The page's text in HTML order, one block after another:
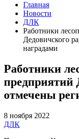
Главная
Новости
ДЛК
Работники
Дедовичского
наградами
Работники
предприятий
отмечены
8 ноября 2022
ДЛК